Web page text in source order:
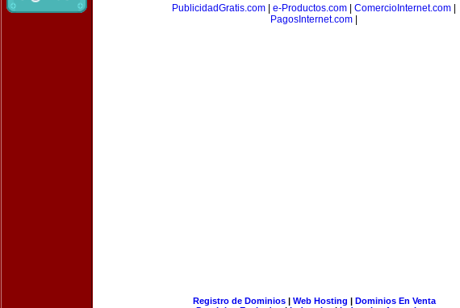
PublicidadGratis.com
e-Productos.com ComercioInternet.com
PagosInternet.com
Registro de Dominios| Web Hosting | Dominios En Venta